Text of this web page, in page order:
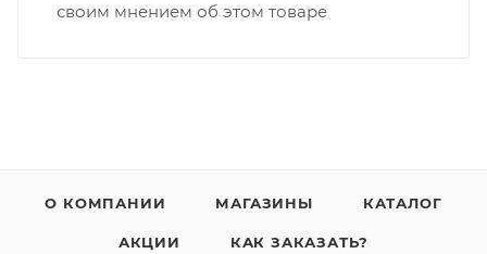
своим мнением об этом товаре
О КОМПАНИИ МАГАЗИНЫ КАТАЛОГ
АКЦИИ КАК ЗАКАЗАТЬ?